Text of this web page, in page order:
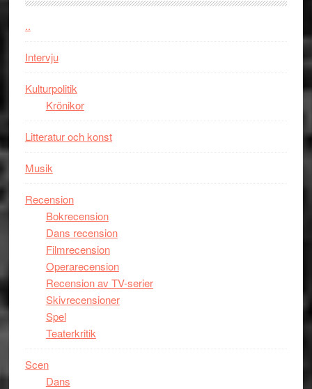
kan
..
Intervju
Kulturpolitik
Krönikor
Litteratur och konst
Musik
Recension
Bokrecension
Dans recension
Filmrecension
Operarecension
Recension av TV-serier
Skivrecensioner
Spel
Teaterkritik
Scen
Dans